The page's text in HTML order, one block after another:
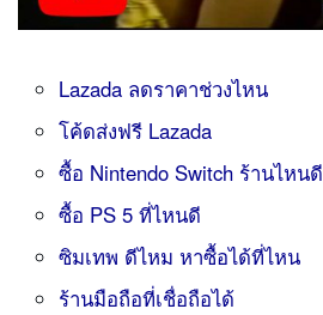
Lazada ลดราคาช่วงไหน
โค้ดส่งฟรี Lazada
ซื้อ Nintendo Switch ร้านไหนดี
ซื้อ PS 5 ที่ไหนดี
ซิมเทพ ดีไหม หาซื้อได้ที่ไหน
ร้านมือถือที่เชื่อถือได้